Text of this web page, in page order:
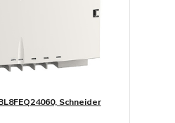
Schneider